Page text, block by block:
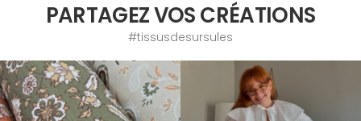
PARTAGEZ VOS CRÉATIONS
#tissusdesursules